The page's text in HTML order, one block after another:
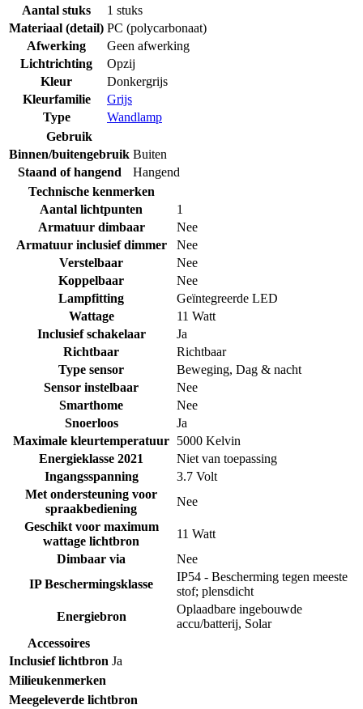
Aantal stuks
1 stuks
Materiaal (detail) PC (polycarbonaat)
Afwerking
Geen afwerking
Lichtrichting
Opzij
Kleur
Donkergrijs
Kleurfamilie
Grijs
Type
Wandlamp
Gebruik
Binnen/buitengebruik Buiten
Staand of hangend
Hangend
Technische kenmerken
Aantal lichtpunten
1
Armatuur dimbaar
Nee
Armatuur inclusief dimmer
Nee
Verstelbaar
Nee
Koppelbaar
Nee
Lampfitting
Geïntegreerde LED
Wattage
11 Watt
Inclusief schakelaar
Ja
Richtbaar
Richtbaar
Type sensor
Beweging, Dag & nacht
Sensor instelbaar
Nee
Smarthome
Nee
Snoerloos
Ja
Maximale kleurtemperatuur 5000 Kelvin
Energieklasse 2021
Niet van toepassing
Ingangsspanning
3.7 Volt
Met ondersteuning voor
spraakbediening
Nee
Geschikt voor maximum
wattage lichtbron
11 Watt
Dimbaar via
Nee
IP Beschermingsklasse
IP54 - Bescherming tegen meeste
stof; plensdicht
Energiebron
Oplaadbare ingebouwde
accu/batterij, Solar
Accessoires
Inclusief lichtbron Ja
Milieukenmerken
Meegeleverde lichtbron